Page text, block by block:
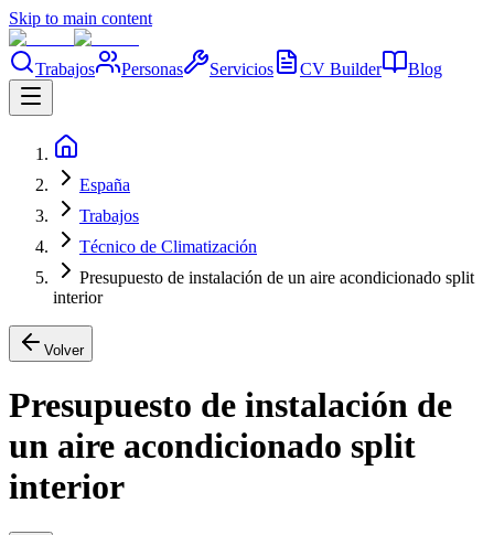
Skip to main content
Trabajos Personas Servicios CV Builder Blog
España
Trabajos
Técnico de Climatización
Presupuesto de instalación de un aire acondicionado split
interior
Volver
Presupuesto de instalación de
un aire acondicionado split
interior